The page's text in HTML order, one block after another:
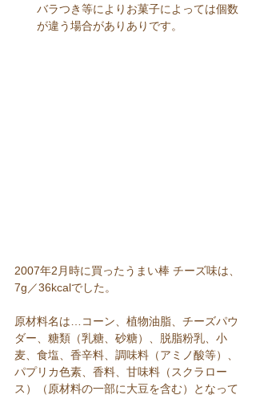
バラつき等によりお菓子によっては個数
が違う場合がありありです。
2007年2月時に買ったうまい棒 チーズ味は、
7g／36kcalでした。
原材料名は…コーン、植物油脂、チーズパウ
ダー、糖類（乳糖、砂糖）、脱脂粉乳、小
麦、食塩、香辛料、調味料（アミノ酸等）、
パプリカ色素、香料、甘味料（スクラロー
ス）（原材料の一部に大豆を含む）となって